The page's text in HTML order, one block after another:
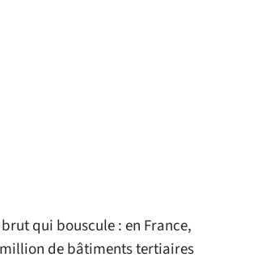
qui bouscule : en France,
de bâtiments tertiaires